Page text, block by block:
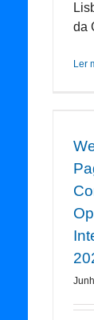
da
Ler